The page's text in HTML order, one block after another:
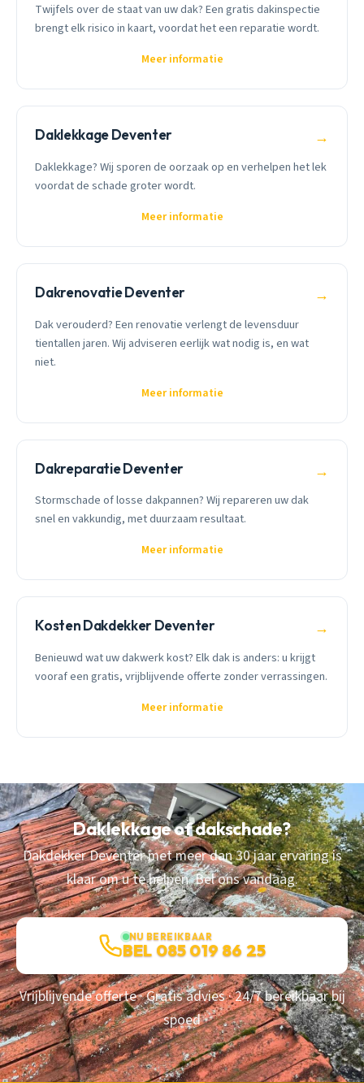
Twijfels over de staat van uw dak? Een gratis dakinspectie
brengt elk risico in kaart, voordat het een reparatie wordt.
Meer informatie
Daklekkage Deventer →
Daklekkage? Wij sporen de oorzaak op en verhelpen het lek
voordat de schade groter wordt.
Meer informatie
Dakrenovatie Deventer →
Dak verouderd? Een renovatie verlengt de levensduur
tientallen jaren. Wij adviseren eerlijk wat nodig is, en wat
niet.
Meer informatie
Dakreparatie Deventer →
Stormschade of losse dakpannen? Wij repareren uw dak
snel en vakkundig, met duurzaam resultaat.
Meer informatie
Kosten Dakdekker Deventer →
Benieuwd wat uw dakwerk kost? Elk dak is anders: u krijgt
vooraf een gratis, vrijblijvende offerte zonder verrassingen.
Meer informatie
Daklekkage of dakschade?
Dakdekker Deventer met meer dan 30 jaar ervaring is
klaar om u te helpen. Bel ons vandaag.
NU BEREIKBAAR
BEL 085 019 86 25
Vrijblijvende offerte · Gratis advies · 24/7 bereikbaar bij
spoed